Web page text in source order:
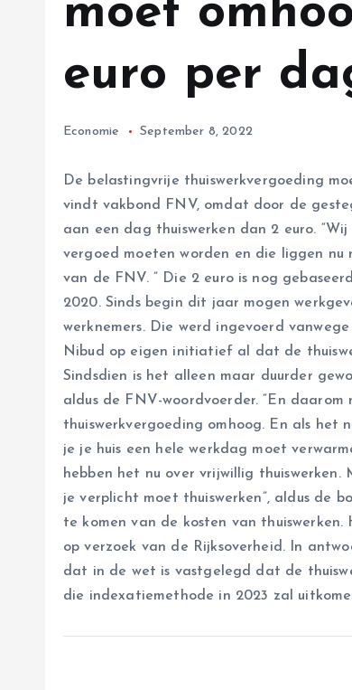
moet
euro per
Economie September 8, 2022
De belastingvrije thuiswerkvergoeding
vindt vakbond FNV, omdat door de
aan een dag thuiswerken dan 2 euro.
vergoed moeten worden en die liggen nu
van de FNV. ” Die 2 euro is nog
2020. Sinds begin dit jaar mogen
werknemers. Die werd ingevoerd
Nibud op eigen initiatief al dat de
Sindsdien is het alleen maar duurder
aldus de FNV-woordvoerder. “En
thuiswerkvergoeding omhoog. En als het
je je huis een hele werkdag moet
hebben het nu over vrijwillig
je verplicht moet thuiswerken”, aldus de
te komen van de kosten van
op verzoek van de Rijksoverheid. In
dat in de wet is vastgelegd dat de
die indexatiemethode in 2023 zal